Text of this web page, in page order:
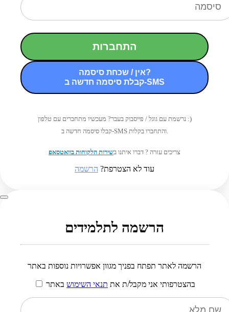
התחברות
אין / שכחת סיסמה?
קבלת סיסמה חדשה ב-SMS
נרשמת עם גוגל / פייסבוק בעבר? מעכשיו מתחברים עם טלפון :)
קבלו סיסמה חדשה ב-SMS והתחברו בקלות.
צריכים עזרה ? דברו איתנו בשירות הלקוחות בוואטסאפ
עוד לא הצטרפת? הרשמה
הרשמה לתלמידים
הרשמה לאתר תפתח בפניך מגוון אפשרויות נוספות באתר
בהצטרפותי אני מקבל/ת את תנאי השימוש באתר